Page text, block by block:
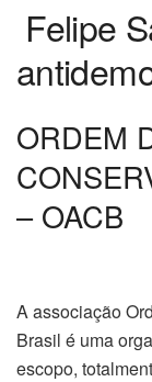
Felipe
ORDEM
– OACB
A associação
Brasil é uma
escopo,